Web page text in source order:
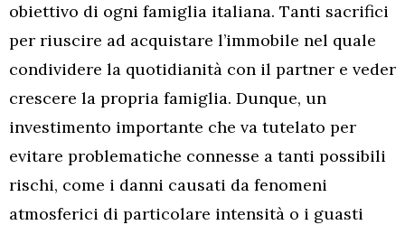
obiettivo di ogni famiglia italiana. Tanti sacrifici
per riuscire ad acquistare l’immobile nel quale
condividere la quotidianità con il partner e veder
crescere la propria famiglia. Dunque, un
investimento importante che va tutelato per
evitare problematiche connesse a tanti possibili
rischi, come i danni causati da fenomeni
atmosferici di particolare intensità o i guasti